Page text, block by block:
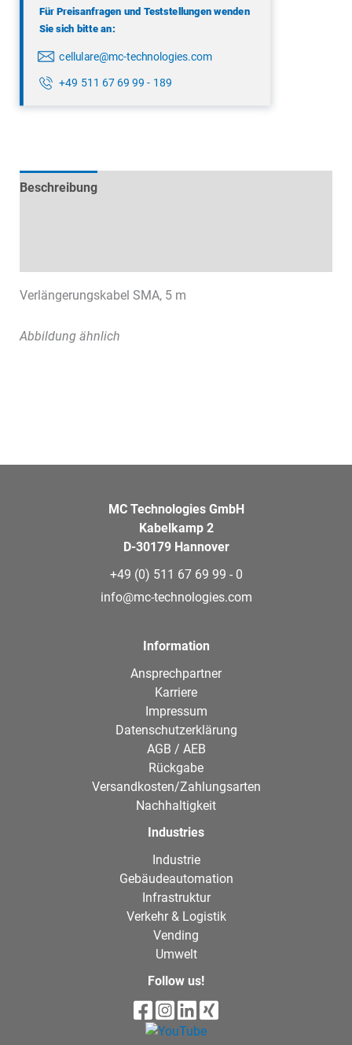
Für Preisanfragen und Teststellungen wenden
Sie sich bitte an:
cellulare@mc-technologies.com
+49 511 67 69 99 - 189
Beschreibung
Verlängerungskabel SMA, 5 m
Abbildung ähnlich
MC Technologies GmbH
Kabelkamp 2
D-30179 Hannover
+49 (0) 511 67 69 99 - 0
info@mc-technologies.com
Information
Ansprechpartner
Karriere
Impressum
Datenschutzerklärung
AGB / AEB
Rückgabe
Versandkosten/Zahlungsarten
Nachhaltigkeit
Industries
Industrie
Gebäudeautomation
Infrastruktur
Verkehr & Logistik
Vending
Umwelt
Follow us!